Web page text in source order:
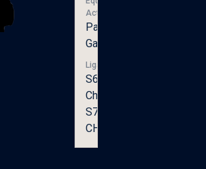
Actual
Patriots
Gaming
Ligas
S6
Champion,
S7
CHAMPION